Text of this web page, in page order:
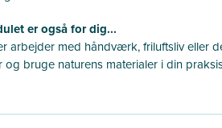
er også for dig...
arbejder med håndværk, friluftsliv eller
og bruge naturens materialer i din